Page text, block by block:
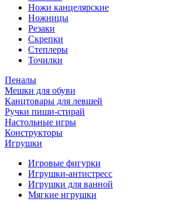
Ножи канцелярские
Ножницы
Резаки
Скрепки
Степлеры
Точилки
Пеналы
Мешки для обуви
Канцтовары для левшей
Ручки пиши-стирай
Настольные игры
Конструкторы
Игрушки
Игровые фигурки
Игрушки-антистресс
Игрушки для ванной
Мягкие игрушки